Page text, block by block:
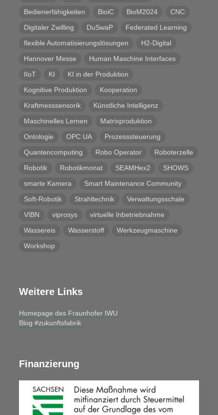
Bedienerfähigkeiten
BioiC BioM2024
CNC
Digitaler Zwilling
DuSwaP
Federated Learning
flexible Automatisierungslösungen
H2-Digital
Hannover Messe
Human Maschine Interfaces
IIoT
KI
KI in der Produktion
Kognitive Produktion
Kooperation
Kraftmesssensorik
Künstliche Intelligenz
Maschinelles Lernen
Matrixproduktion
Ontologie
OPC UA
Prozesssteuerung
Quantencomputing
Robo Operator
Roboterzelle
Robotik
Robotikmonat SEAMHex2
SHOWS
smarte Kamera
Smart Maintenance Community
Soft-Robotik
Strahltechnik
Verwaltungsschale
VIBN
viprosys
virtuelle Inbetriebnahme
Wassereis
Wasserstoff
Werkzeugmaschine
Workshop
Weitere Links
Homepage des Fraunhofer IWU
Blog #zukunftsfabrik
Finanzierung